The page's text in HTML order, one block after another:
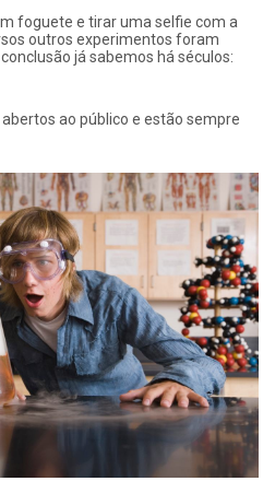
foguete e tirar uma selfie com a
outros experimentos foram
já sabemos há séculos:
ao público e estão sempre